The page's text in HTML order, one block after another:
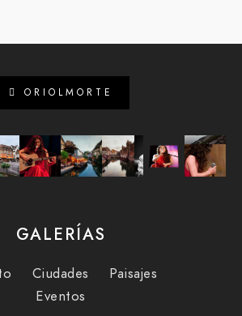
ORIOLMORTE
GALERÍAS
Ciudades
Paisajes
Eventos